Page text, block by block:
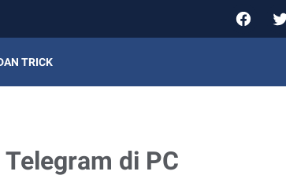
TRICK
di PC